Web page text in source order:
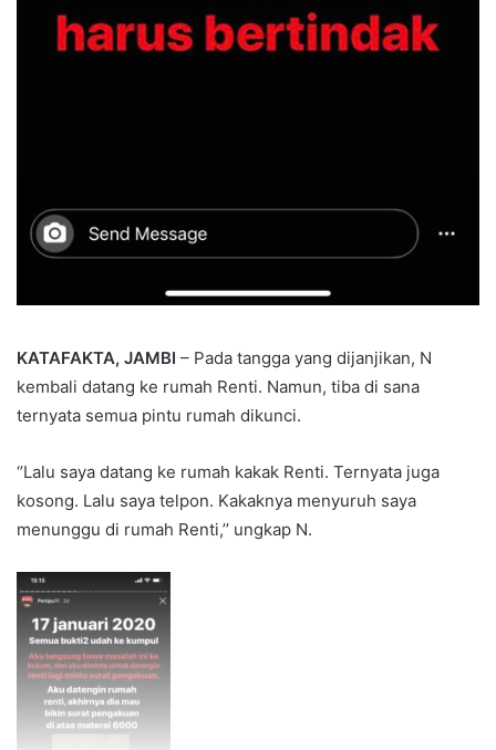
KATAFAKTA, JAMBI – Pada tangga yang dijanjikan, N
kembali datang ke rumah Renti. Namun, tiba di sana
ternyata semua pintu rumah dikunci.
‘’Lalu saya datang ke rumah kakak Renti. Ternyata juga
kosong. Lalu saya telpon. Kakaknya menyuruh saya
menunggu di rumah Renti,’’ ungkap N.